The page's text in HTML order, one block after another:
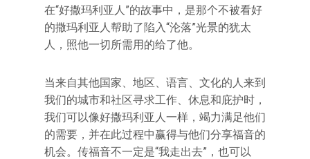
在“好撒玛利亚人”的故事中，是那个不被看好
的撒玛利亚人帮助了陷入“沦落”光景的犹太
人，照他一切所需用的给了他。
当来自其他国家、地区、语言、文化的人来到
我们的城市和社区寻求工作、休息和庇护时，
我们可以像好撒玛利亚人一样，竭力满足他们
的需要，并在此过程中赢得与他们分享福音的
机会。传福音不一定是“我走出去”，也可以